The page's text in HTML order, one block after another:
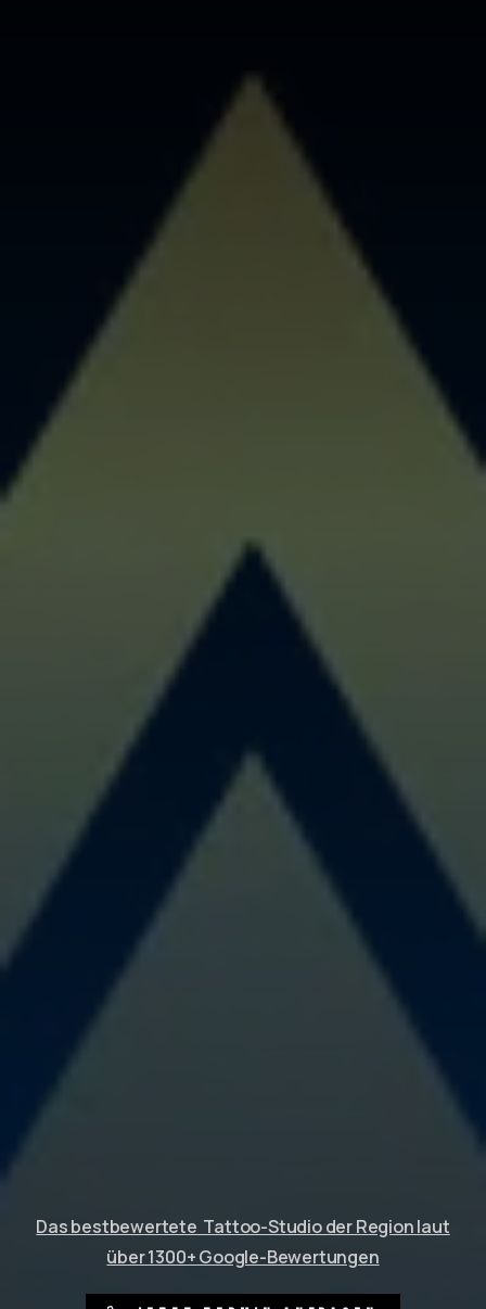
Das bestbewertete Tattoo-Studio der Region laut
über 1300+ Google-Bewertungen